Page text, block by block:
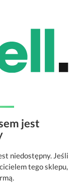
jest
niedostępny. Jeśli
tego sklepu,